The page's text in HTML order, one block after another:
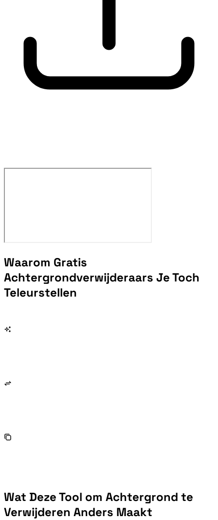
Waarom Gratis
Achtergrondverwijderaars Je Toch
Teleurstellen
Wat Deze Tool om Achtergrond te
Verwijderen Anders Maakt